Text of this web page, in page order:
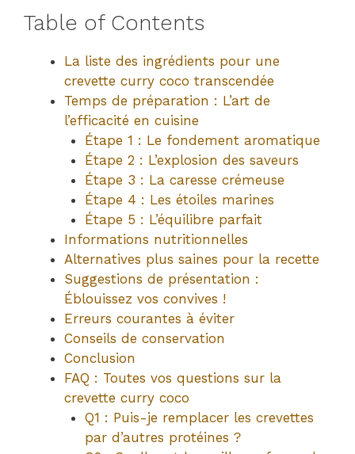
Table of Contents
La liste des ingrédients pour une
crevette curry coco transcendée
Temps de préparation : L’art de
l’efficacité en cuisine
Étape 1 : Le fondement aromatique
Étape 2 : L’explosion des saveurs
Étape 3 : La caresse crémeuse
Étape 4 : Les étoiles marines
Étape 5 : L’équilibre parfait
Informations nutritionnelles
Alternatives plus saines pour la recette
Suggestions de présentation :
Éblouissez vos convives !
Erreurs courantes à éviter
Conseils de conservation
Conclusion
FAQ : Toutes vos questions sur la
crevette curry coco
Q1 : Puis-je remplacer les crevettes
par d’autres protéines ?